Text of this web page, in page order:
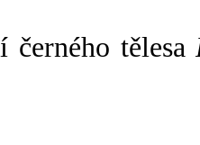
černého tělesa